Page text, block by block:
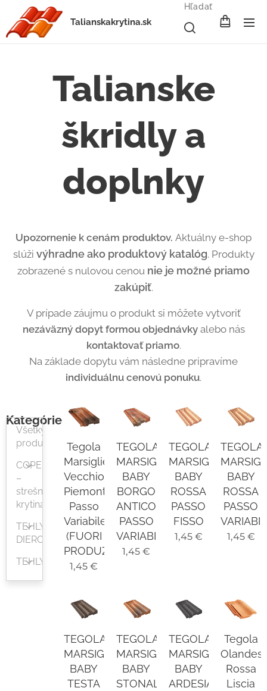
Talianskakrytina.sk
Hľadať
Talianske
škridly a
doplnky
Upozornenie k cenám produktov. Aktuálny e-shop
slúži výhradne ako produktový katalóg. Produkty
zobrazené s nulovou cenou nie je možné priamo
zakúpiť.
V prípade záujmu o produkt si môžete vytvoriť
nezáväzný dopyt formou objednávkyalebo nás
kontaktovať priamo.
Na základe dopytu vám následne pripravíme
individuálnu cenovú ponuku.
Kategórie
Všetky
produkty
COPERTURE
–
strešná
krytina
TEHLY
DIEROVANÉ
TEHLY
Tegola
Marsigliese
Vecchio
Piemonte
Passo
Variabile
(FUORI
PRODUZIONE)
1,45 €
TEGOLA
MARSIGLIESE
BABY
BORGO
ANTICO
PASSO
VARIABILE
1,45 €
TEGOLA
MARSIGLIESE
BABY
ROSSA
PASSO
FISSO
1,45€
TEGOLA
BABY
ROSSA
PASSO
1,45€
TEGOLA
MARSIGLIESE
BABY
TESTA
TEGOLA
MARSIGLIESE
BABY
STONALIZZATA
TEGOLA
MARSIGLIESE
BABY
ARDESIA
Tegola
Rossa
Liscia